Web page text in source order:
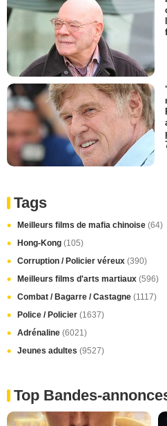
Tags
Meilleurs films de mafia chinoise (64)
Hong-Kong (105)
Corruption / Policier véreux (390)
Meilleurs films d'arts martiaux (596)
Combat / Bagarre / Castagne (1117)
Police / Policier (1637)
Adrénaline (6021)
Jeunes adultes (9527)
Top Bandes-